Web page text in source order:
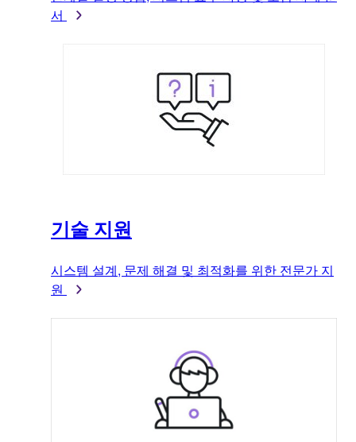
서
기술 지원
시스템 설계, 문제 해결 및 최적화를 위한 전문가 지
원